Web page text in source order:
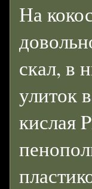
На
скал, в
улиток
кислая